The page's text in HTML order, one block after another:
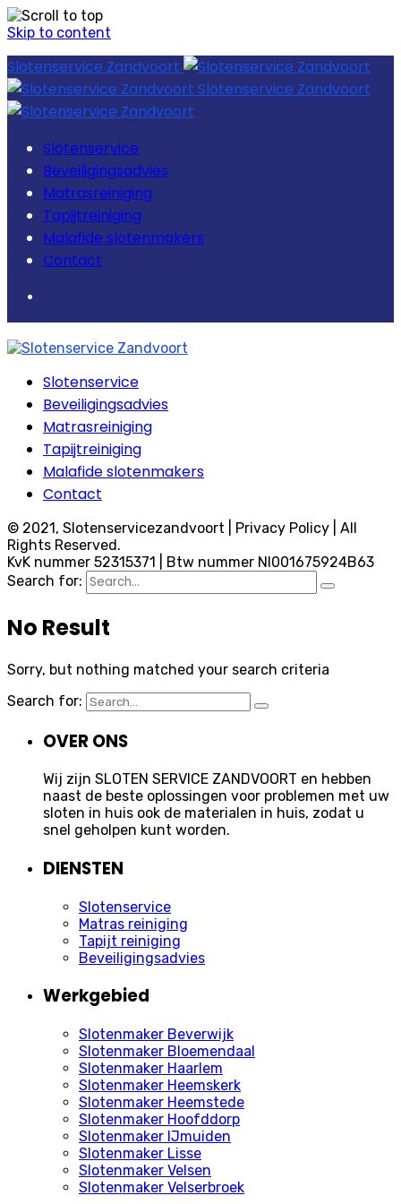
Skip to content
Slotenservice Zandvoort
Slotenservice Zandvoort
Slotenservice
Beveiligingsadvies
Matrasreiniging
Tapijtreiniging
Malafide slotenmakers
Contact
Slotenservice
Beveiligingsadvies
Matrasreiniging
Tapijtreiniging
Malafide slotenmakers
Contact
© 2021, Slotenservicezandvoort | Privacy Policy | All
Rights Reserved.
KvK nummer 52315371 | Btw nummer Nl001675924B63
Search for:
No Result
Sorry, but nothing matched your search criteria
Search for:
OVER ONS
Wij zijn SLOTEN SERVICE ZANDVOORT en hebben
naast de beste oplossingen voor problemen met uw
sloten in huis ook de materialen in huis, zodat u
snel geholpen kunt worden.
DIENSTEN
Slotenservice
Matras reiniging
Tapijt reiniging
Beveiligingsadvies
Werkgebied
Slotenmaker Beverwijk
Slotenmaker Bloemendaal
Slotenmaker Haarlem
Slotenmaker Heemskerk
Slotenmaker Heemstede
Slotenmaker Hoofddorp
Slotenmaker IJmuiden
Slotenmaker Lisse
Slotenmaker Velsen
Slotenmaker Velserbroek